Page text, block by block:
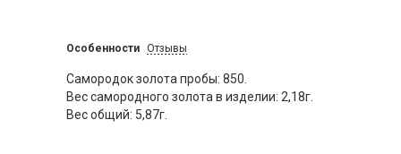
Особенности Отзывы
Самородок золота пробы: 850.
Вес самородного золота в изделии: 2,18г.
Вес общий: 5,87г.